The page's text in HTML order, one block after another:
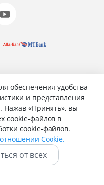
обеспечения удобства
и представления
Нажав «Принять», вы
cookie-файлов в
cookie-файлов.
Cookie.
от всех
на 1С-
данных
данных